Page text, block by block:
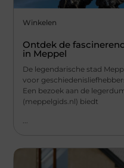
Winkelen
Ontdek de
in Meppel
De legendarische stad
voor
Een bezoek aan de
(meppelgids.nl) biedt
...